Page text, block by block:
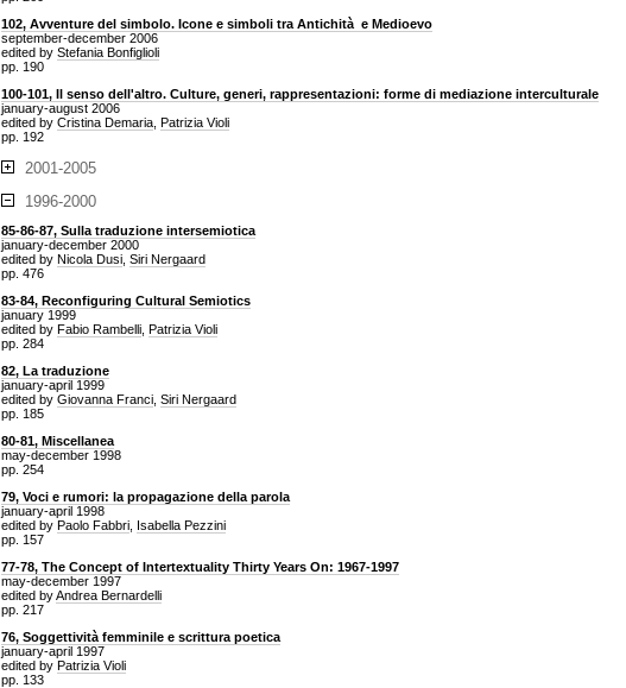
102, Avventure del simbolo. Icone e simboli tra Antichità e Medioevo
september-december 2006
edited by Stefania Bonfiglioli
pp. 190
100-101, Il senso dell'altro. Culture, generi, rappresentazioni: forme di mediazione interculturale
january-august 2006
edited by Cristina Demaria Patrizia Violi
pp. 192
2001-2005
1996-2000
85-86-87, Sulla traduzione intersemiotica
january-december 2000
edited by Nicola Dusi Siri Nergaard
pp. 476
83-84, Reconfiguring Cultural Semiotics
january 1999
edited by Fabio Rambelli Patrizia Violi
pp. 284
82, La traduzione
january-april 1999
edited by Giovanna Franci Siri Nergaard
pp. 185
80-81, Miscellanea
may-december 1998
pp. 254
79, Voci e rumori: la propagazione della parola
january-april 1998
edited by Paolo Fabbri Isabella Pezzini
pp. 157
77-78, The Concept of Intertextuality Thirty Years On: 1967-1997
may-december 1997
edited byAndrea Bernardelli
pp. 217
76, Soggettività femminile e scrittura poetica
january-april 1997
edited by Patrizia Violi
pp. 133